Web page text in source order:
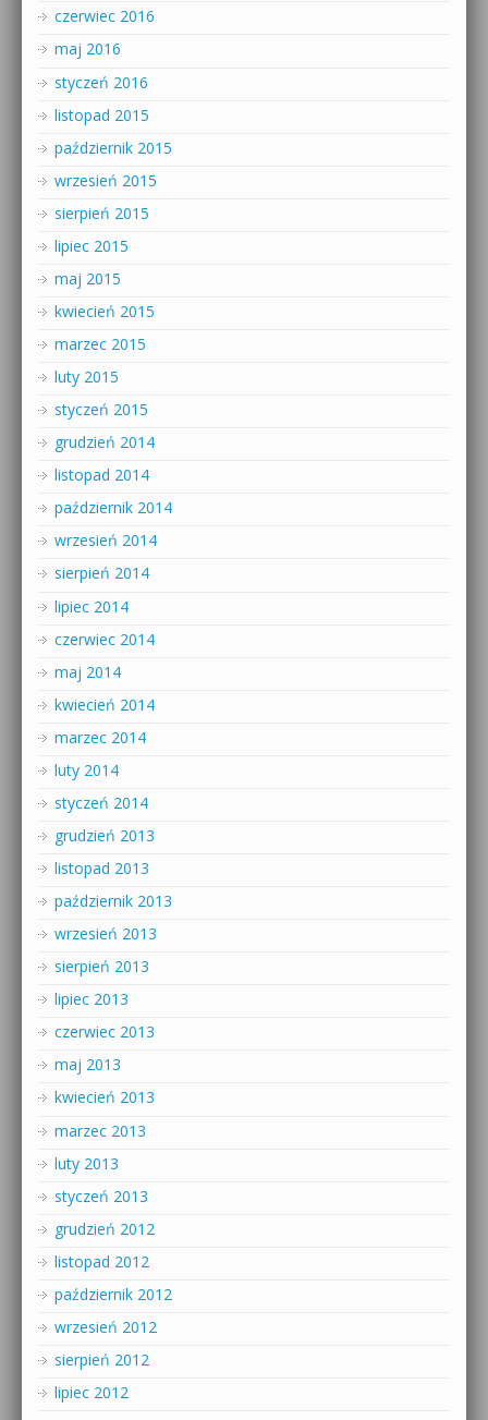
czerwiec 2016
maj 2016
styczeń 2016
listopad 2015
październik 2015
wrzesień 2015
sierpień 2015
lipiec 2015
maj 2015
kwiecień 2015
marzec 2015
luty 2015
styczeń 2015
grudzień 2014
listopad 2014
październik 2014
wrzesień 2014
sierpień 2014
lipiec 2014
czerwiec 2014
maj 2014
kwiecień 2014
marzec 2014
luty 2014
styczeń 2014
grudzień 2013
listopad 2013
październik 2013
wrzesień 2013
sierpień 2013
lipiec 2013
czerwiec 2013
maj 2013
kwiecień 2013
marzec 2013
luty 2013
styczeń 2013
grudzień 2012
listopad 2012
październik 2012
wrzesień 2012
sierpień 2012
lipiec 2012